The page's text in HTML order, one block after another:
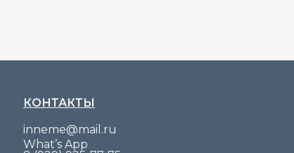
КОНТАКТЫ
inneme@mail.ru
What’s App